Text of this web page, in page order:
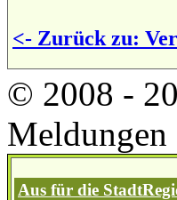
<- Zurück zu:
© 2008 -
Meldungen
Aus für die